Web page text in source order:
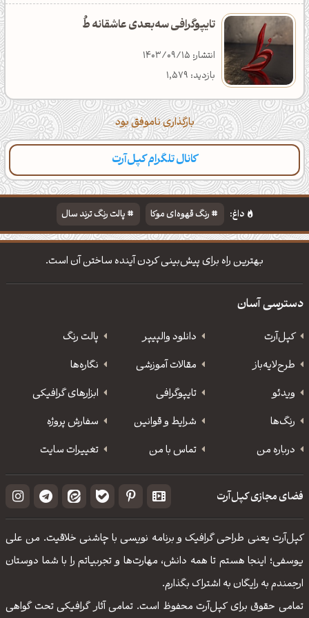
تایپوگرافی سه‌بعدی عاشقانه طُ
انتشار: 1403/09/15
بازدید: 1,579
بارگذاری ناموفق بود
کانال تلگرام کپل‌آرت
داغ: رنگ قهوه‌ای موکا
پالت رنگ ترند سال
دانلود والپیپر مذهبی
تایپوگرافی شعر مولانا
بهترین راه برای پیش‌بینی کردن آینده ساختن آن است.
دسترسی آسان
کپل‌آرت دانلود‌ والپیپر
پالت رنگ
طرح‌لایه‌باز
مقالات آموزشی
نگاره‌ها
ویدئو
‌تایپوگرافی
ابزارهای گرافیکی
رنگ‌ها
شرایط و قوانین
سفارش پروژه
درباره من
تماس با من تغییرات سایت
فضای مجازی کپل‌آرت
کپل‌آرت یعنی طراحی گرافیک و برنامه نویسی با چاشنی خلاقیت. من علی
یوسفی؛ اینجا هستم تا همه دانش، مهارت‌‌ها و تجربیاتم را با شما دوستان
ارجمندم به رایگان به اشتراک بگذارم.
تمامی حقوق برای کپل‌آرت محفوظ است. تمامی آثار گرافیکی تحت گواهی